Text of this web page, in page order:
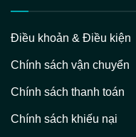
Điều khoản & Điều kiện
Chính sách vận chuyển
Chính sách thanh toán
Chính sách khiếu nại